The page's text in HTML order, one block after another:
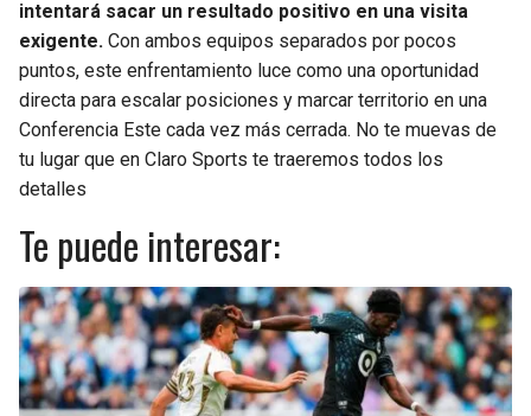
intentará sacar un resultado positivo en una visita
exigente. Con ambos equipos separados por pocos
puntos, este enfrentamiento luce como una oportunidad
directa para escalar posiciones y marcar territorio en una
Conferencia Este cada vez más cerrada. No te muevas de
tu lugar que en Claro Sports te traeremos todos los
detalles
Te puede interesar: